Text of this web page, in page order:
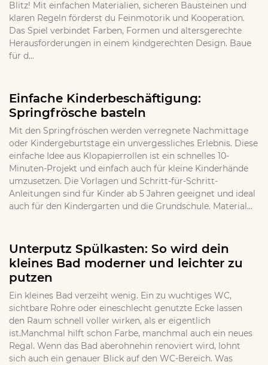
Blitz! Mit einfachen Materialien, sicheren Bausteinen und
klaren Regeln förderst du Feinmotorik und Kooperation.
Das Spiel verbindet Farben, Formen und altersgerechte
Herausforderungen in einem kindgerechten Design. Baue
für d...
Einfache Kinderbeschäftigung:
Springfrösche basteln
Mit den Springfröschen werden verregnete Nachmittage
oder Kindergeburtstage ein unvergessliches Erlebnis. Diese
einfache Idee aus Klopapierrollen ist ein schnelles 10-
Minuten-Projekt und einfach auch für kleine Kinderhände
umzusetzen. Die Vorlagen und Schritt-für-Schritt-
Anleitungen sind für Kinder ab 5 Jahren geeignet und ideal
auch für den Kindergarten und die Grundschule. Material...
Unterputz Spülkasten: So wird dein
kleines Bad moderner und leichter zu
putzen
Ein kleines Bad verzeiht wenig. Ein zu wuchtiges WC,
sichtbare Rohre oder eineschlecht genutzte Ecke lassen
den Raum schnell voller wirken, als er eigentlich
ist.Manchmal hilft schon Farbe, manchmal auch ein neues
Regal. Wenn das Bad aberohnehin renoviert wird, lohnt
sich auch ein genauer Blick auf den WC-Bereich. Was